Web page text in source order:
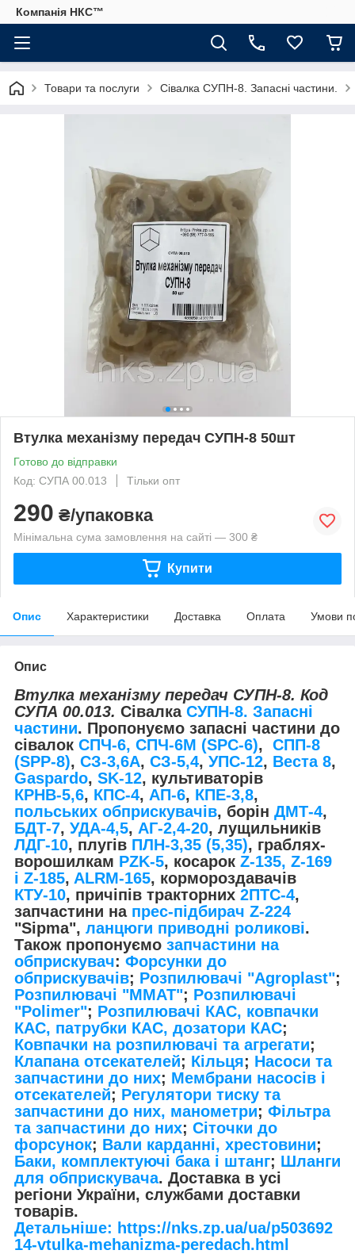
Компанія НКС™
Товари та послуги Сівалка СУПН-8. Запасні частини.
Втулка механізму передач СУПН-8 50шт
Готово до відправки
Код: СУПА 00.013
Тільки опт
290 ₴/упаковка
Мінімальна сума замовлення на сайті — 300 ₴
Купити
Опис Характеристики Доставка Оплата Умови
Опис
Втулка механізму передач СУПН-8. Код
СУПА 00.013. Сівалка СУПН-8. Запасні
частини. Пропонуємо запасні частини до
сівалок СПЧ-6, СПЧ-6М (SPС-6), СПП-8
(SPP-8), СЗ-3,6А, СЗ-5,4, УПС-12, Веста 8,
Gaspardo, SK-12, культиваторів
КРНВ-5,6, КПС-4, АП-6, КПЕ-3,8,
польських обприскувачів, борін ДМТ-4,
БДТ-7, УДА-4,5, АГ-2,4-20, лущильників
ЛДГ-10, плугів ПЛН-3,35 (5,35), граблях-
ворошилкам PZK-5, косарок Z-135, Z-169
і Z-185, ALRM-165, кормороздавачів
КТУ-10, причіпів тракторних 2ПТС-4,
запчастини на прес-підбирач Z-224
"Sipma", ланцюги приводні роликові.
Також пропонуємо запчастини на
обприскувач: Форсунки до
обприскувачів; Розпилювачі "Agroplast";
Розпилювачі "MMAT"; Розпилювачі
"Polimer"; Розпилювачі КАС, ковпачки
КАС, патрубки КАС, дозатори КАС;
Ковпачки на розпилювачі та агрегати;
Клапана отсекателей; Кільця; Насоси та
запчастини до них; Мембрани насосів і
отсекателей; Регулятори тиску та
запчастини до них, манометри; Фільтра
та запчастини до них; Сіточки до
форсунок; Вали карданні, хрестовини;
Баки, комплектуючі бака і штанг; Шланги
для обприскувача. Доставка в усі
регіони України, службами доставки
товарів.
Детальніше: https://nks.zp.ua/ua/p503692
14-vtulka-mehanizma-peredach.html